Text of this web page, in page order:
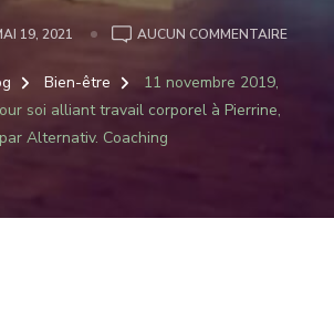
19, 2021 AUCUN COMMENTAIRE11
Bien-être
11 novembre 2019,
soi alliant travail corporel à Pierrine,
par Alternativ. Coaching